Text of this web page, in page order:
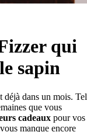
qui
sapin
déjà dans un mois. Tel
que vous
cadeaux pour vos
manque encore